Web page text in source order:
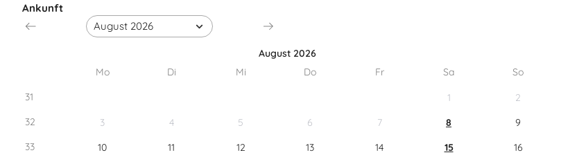
Ankunft
August 2026
Mo
Di Mi Do Fr Sa
So
31
1
2
32
3 4 5 6 7 8
9
33
10 11 12 13 14 15 16